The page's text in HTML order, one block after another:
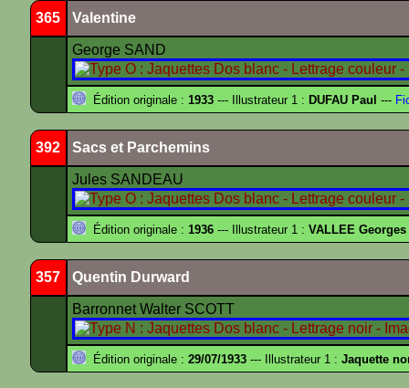
365 Valentine
George SAND
Édition originale : 1933 --- Illustrateur 1 : DUFAU Paul ---
392 Sacs et Parchemins
Jules SANDEAU
Édition originale : 1936 --- Illustrateur 1 : VALLEE Georges
357 Quentin Durward
Barronnet Walter SCOTT
Édition originale : 29/07/1933 --- Illustrateur 1 : Jaquette